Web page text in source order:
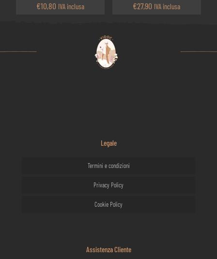
€10,80 IVA inclusa €27,90 IVA inclusa
Legale
Termini e condizioni
Privacy Policy
Cookie Policy
Assistenza Cliente